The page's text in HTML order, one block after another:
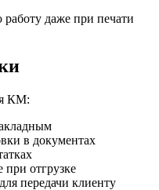
даже при печати
КМ:
в документах
отгрузке
передачи клиенту